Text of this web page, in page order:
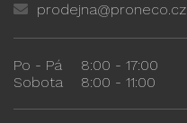
prodejna@proneco.cz
Po - Pá
8:00 - 17:00
Sobota
8:00 - 11:00